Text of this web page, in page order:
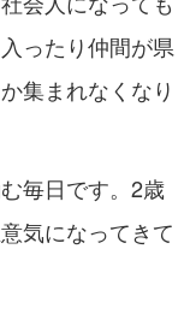
ったり仲間が県
集まれなくなり
毎日です。2歳
気になってきて